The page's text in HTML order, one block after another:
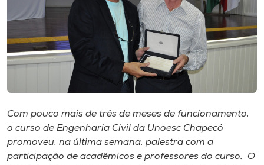
Rádio
Unoesc
Store
Com pouco mais de três de meses de funcionamento,
o curso de Engenharia Civil da Unoesc Chapecó
promoveu, na última semana, palestra com a
participação de acadêmicos e professores do curso. O